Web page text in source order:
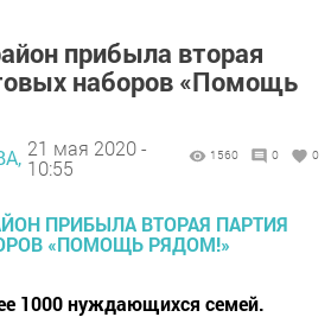
прибыла вторая
наборов «Помощь
21 мая 2020 -
10:55
1560 0 0
1000 нуждающихся семей.